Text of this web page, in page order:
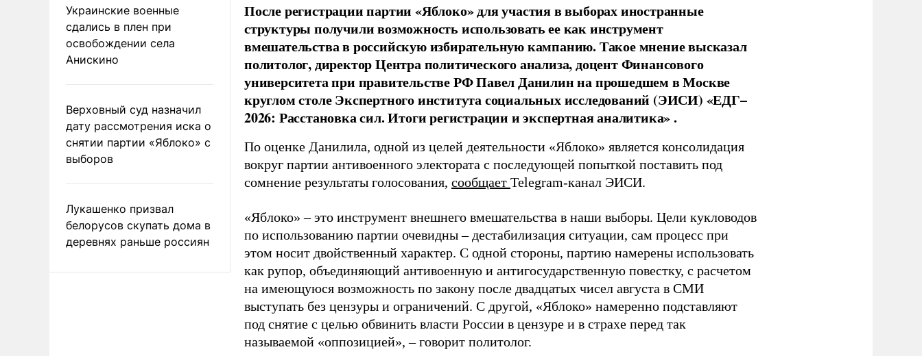
Украинские военные
сдались в плен при
освобождении села
Анискино
Верховный суд назначил
дату рассмотрения иска о
снятии партии «Яблоко» с
выборов
Лукашенко призвал
белорусов скупать дома в
деревнях раньше россиян
После регистрации партии «Яблоко» для участия в выборах иностранные
структуры получили возможность использовать ее как инструмент
вмешательства в российскую избирательную кампанию. Такое мнение высказал
политолог, директор Центра политического анализа, доцент Финансового
университета при правительстве РФ Павел Данилин на прошедшем в Москве
круглом столе Экспертного института социальных исследований (ЭИСИ) «ЕДГ–
2026: Расстановка сил. Итоги регистрации и экспертная аналитика» .
По оценке Данилила, одной из целей деятельности «Яблоко» является консолидация
вокруг партии антивоенного электората с последующей попыткой поставить под
сомнение результаты голосования, сообщает Telegram-канал ЭИСИ.
«Яблоко» – это инструмент внешнего вмешательства в наши выборы. Цели кукловодов
по использованию партии очевидны – дестабилизация ситуации, сам процесс при
этом носит двойственный характер. С одной стороны, партию намерены использовать
как рупор, объединяющий антивоенную и антигосударственную повестку, с расчетом
на имеющуюся возможность по закону после двадцатых чисел августа в СМИ
выступать без цензуры и ограничений. С другой, «Яблоко» намеренно подставляют
под снятие с целью обвинить власти России в цензуре и в страхе перед так
называемой «оппозицией», – говорит политолог.